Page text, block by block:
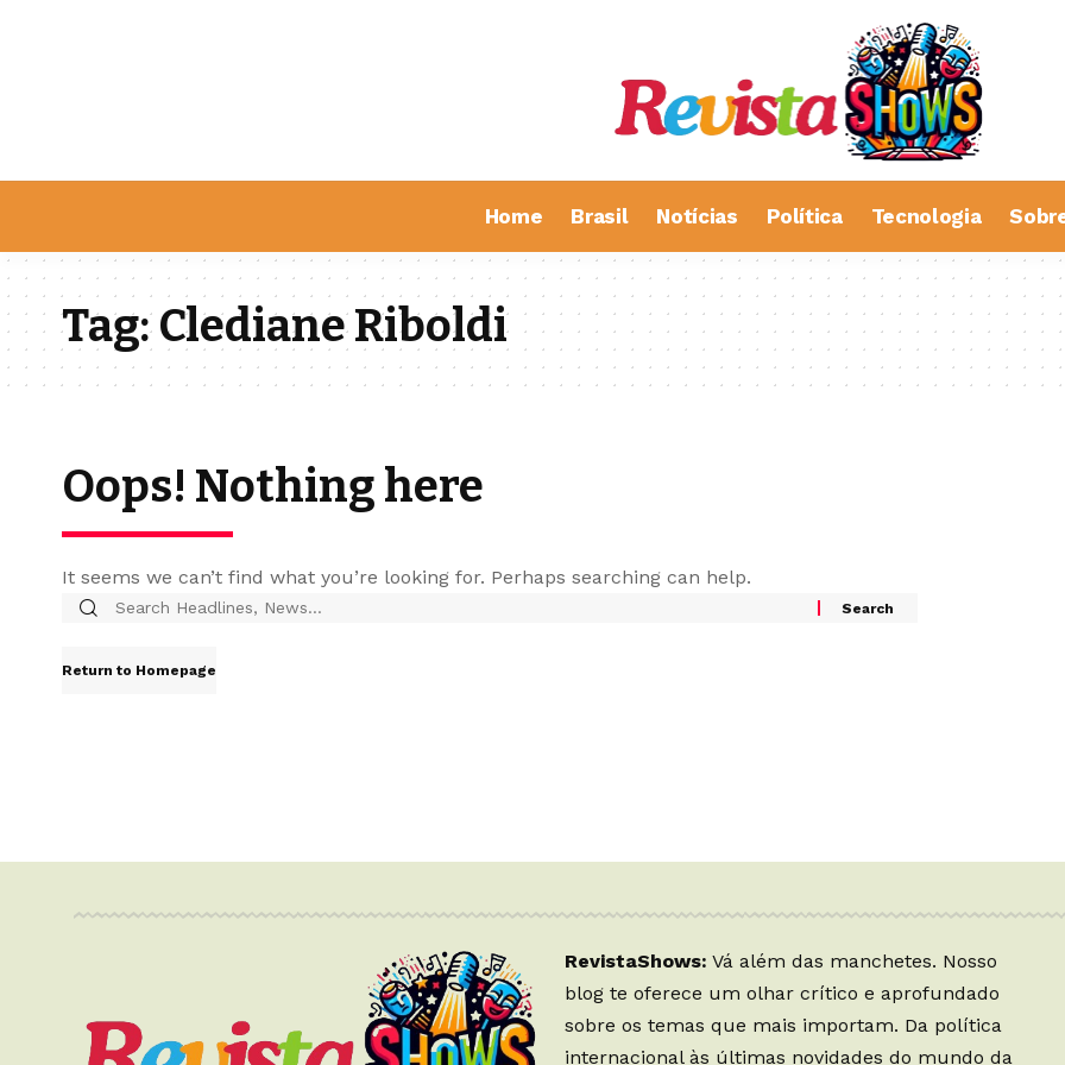
Home Brasil Notícias Política Tecnologia
Tag:Clediane Riboldi
Oops! Nothing here
It seems we can’t find what you’re looking for. Perhaps searching can help.
Return to Homepage
RevistaShows: Vá além das manchetes. Nosso
blog te oferece um olhar crítico e aprofundado
sobre os temas que mais importam. Da política
internacional às últimas novidades do mundo da